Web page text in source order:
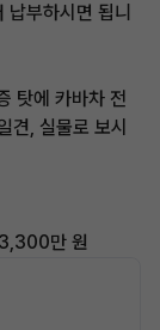
부하시면 됩니
탓에 카바차 전
견, 실물로 보시
만 원